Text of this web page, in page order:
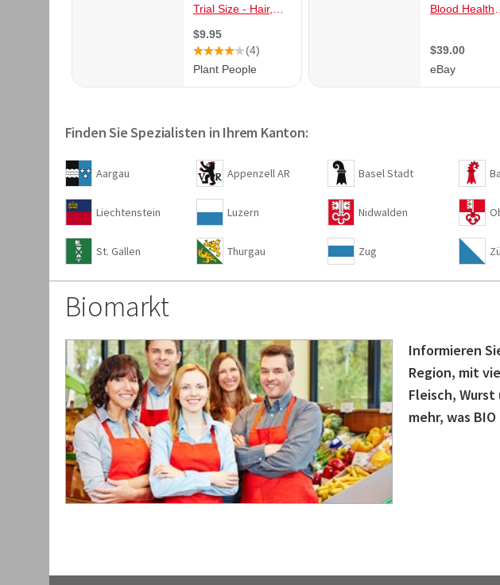
Finden Sie Spezialisten in Ihrem Kanton:
Aargau Appenzell AR Basel Stadt
Liechtenstein Luzern Nidwalden
St. Gallen Thurgau Zug
Biomarkt
Informieren
Region, mit
Fleisch, Wurst
mehr, was BIO